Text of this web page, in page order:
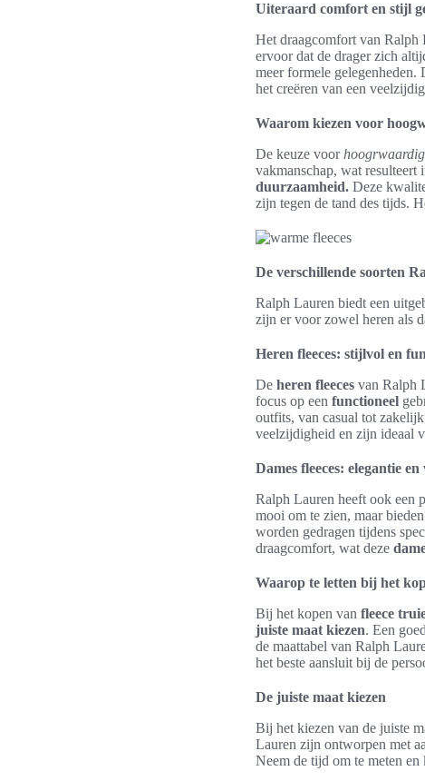
Uiteraard comfort en stijl
Het draagcomfort van Ralph
ervoor dat de drager zich
meer formele gelegenheden.
het creëren van een
Waarom kiezen voor
De keuze voor
vakmanschap, wat resulteert
duurzaamheid. Deze
zijn tegen de tand des tijds.
De verschillende soorten
Ralph Lauren biedt een
zijn er voor zowel heren als
Heren fleeces: stijlvol en
De heren fleeces van Ralph
focus op een functioneel
outfits, van casual tot
veelzijdigheid en zijn ideaal
Dames fleeces: elegantie
Ralph Lauren heeft ook een
mooi om te zien, maar
worden gedragen tijdens
draagcomfort, wat deze
Waarop te letten bij het
Bij het kopen van fleece
juiste maat kiezen. Een
de maattabel van Ralph
het beste aansluit bij de
De juiste maat kiezen
Bij het kiezen van de juiste
Lauren zijn ontworpen met
Neem de tijd om te meten